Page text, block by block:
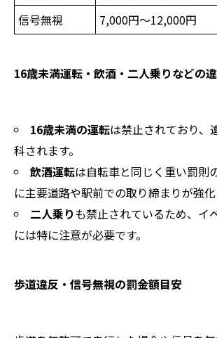
信号無視
7,000円～12,000円
16歳未満運転・飲酒・二人乗りなどの
16歳未満の運転は禁止されており、
科されます。
飲酒運転は自転車と同じく重い罰則
に主要道路や駅前での取り締まりが強化
二人乗りも禁止されているため、イ
には特に注意が必要です。
歩道違反・信号無視の罰金額目安